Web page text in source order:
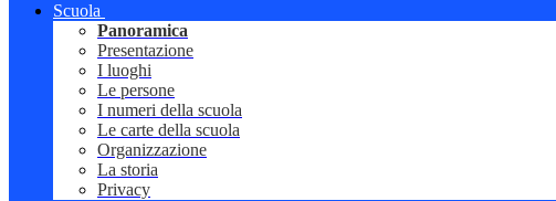
Scuola
Panoramica
Presentazione
I luoghi
Le persone
I numeri della scuola
Le carte della scuola
Organizzazione
La storia
Privacy